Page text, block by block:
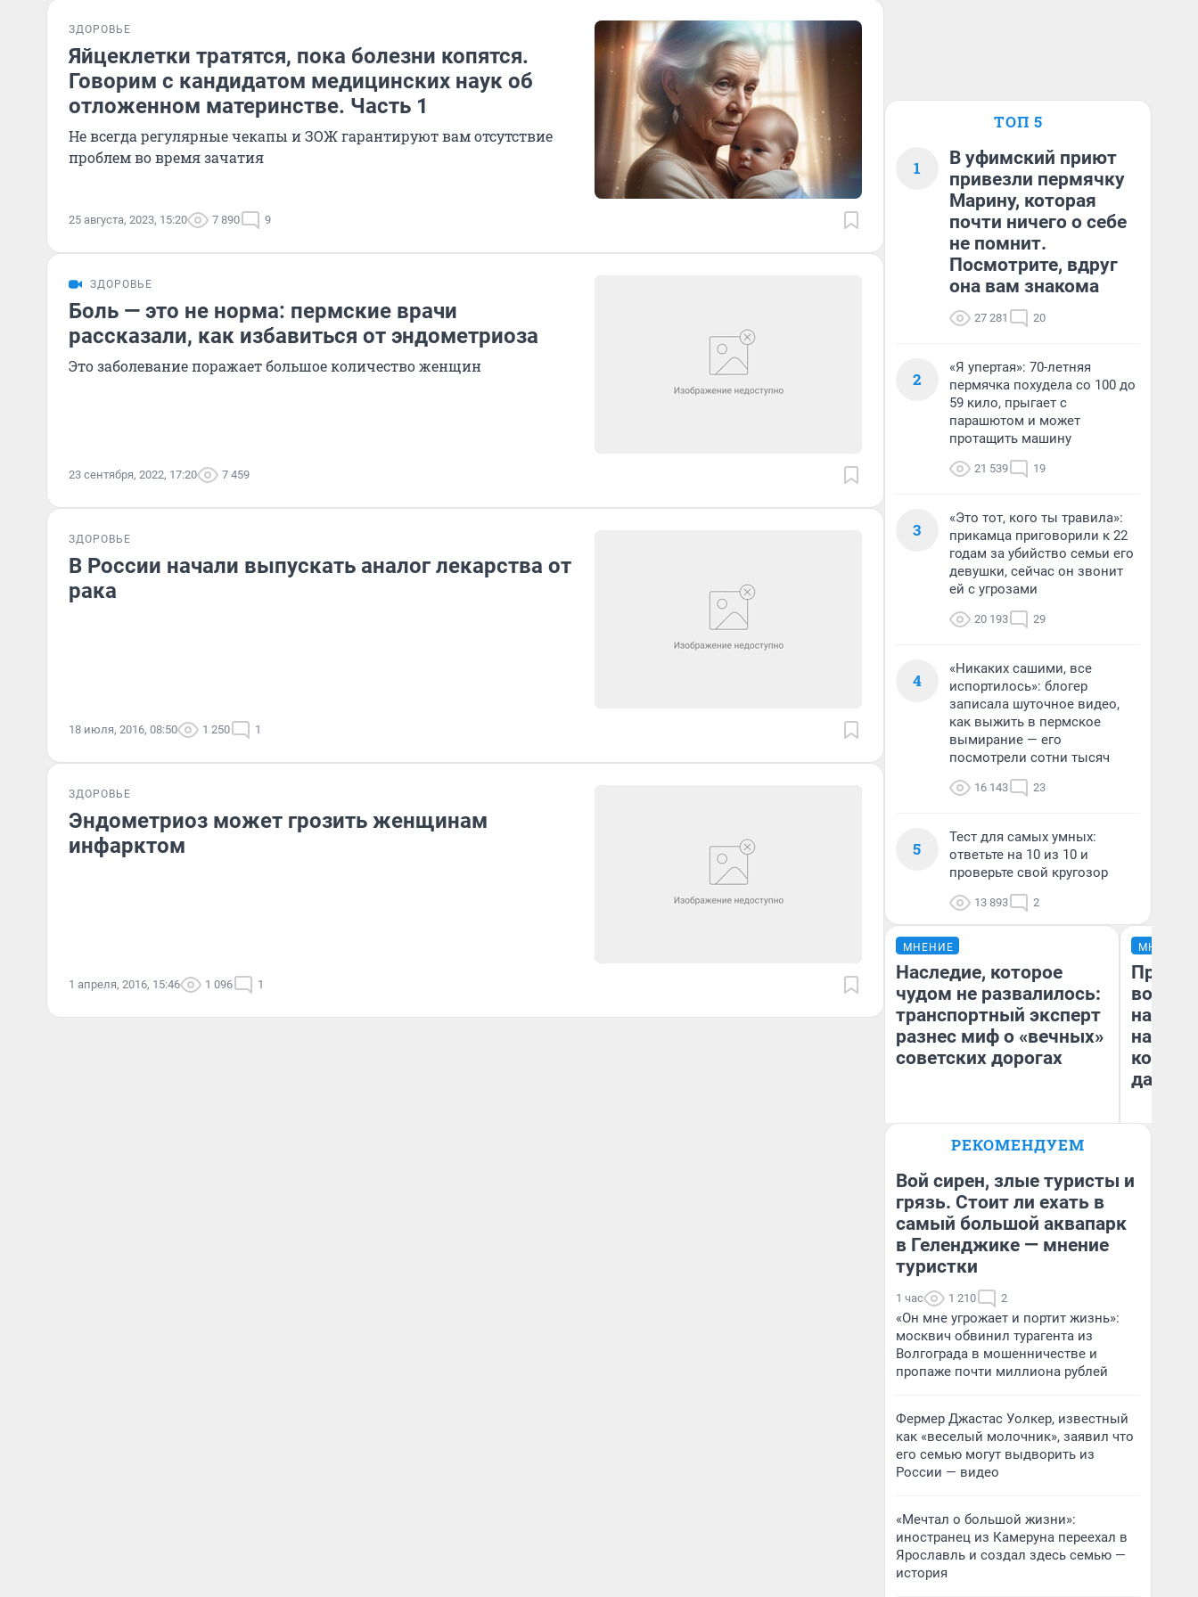
ЗДОРОВЬЕ
Яйцеклетки тратятся, пока болезни копятся.
Говорим с кандидатом медицинских наук об
отложенном материнстве. Часть 1
Не всегда регулярные чекапы и ЗОЖ гарантируют вам отсутствие
проблем во время зачатия
25 августа, 2023, 15:20 7 890 9
ЗДОРОВЬЕ
Боль — это не норма: пермские врачи
рассказали, как избавиться от эндометриоза
Это заболевание поражает большое количество женщин
23 сентября, 2022, 17:20 7 459
ЗДОРОВЬЕ
В России начали выпускать аналог лекарства от
рака
18 июля, 2016, 08:50 1 250 1
ЗДОРОВЬЕ
Эндометриоз может грозить женщинам
инфарктом
1 апреля, 2016, 15:46 1 096 1
ТОП 5
1
В уфимский приют
привезли пермячку
Марину, которая
почти ничего о себе
не помнит.
Посмотрите, вдруг
она вам знакома
27 281 20
2
«Я упертая»: 70-летняя
пермячка похудела со 100 до
59 кило, прыгает с
парашютом и может
протащить машину
21 539 19
3
«Это тот, кого ты травила»:
прикамца приговорили к 22
годам за убийство семьи его
девушки, сейчас он звонит
ей с угрозами
20 193 29
4
«Никаких сашими, все
испортилось»: блогер
записала шуточное видео,
как выжить в пермское
вымирание — его
посмотрели сотни тысяч
16 143 23
5
Тест для самых умных:
ответьте на 10 из 10 и
проверьте свой кругозор
13 893 2
МНЕНИЕ
Наследие, которое
чудом не развалилось:
транспортный эксперт
разнес миф о «вечных»
советских дорогах
Блогер, предприниматель,
бизнесе
МНЕНИЕ
нам
даже
РЕКОМЕНДУЕМ
Вой сирен, злые туристы и
грязь. Стоит ли ехать в
самый большой аквапарк
в Геленджике — мнение
туристки
1 час 1 210 2
«Он мне угрожает и портит жизнь»:
москвич обвинил турагента из
Волгограда в мошенничестве и
пропаже почти миллиона рублей
Фермер Джастас Уолкер, известный
как «веселый молочник», заявил что
его семью могут выдворить из
России — видео
«Мечтал о большой жизни»:
иностранец из Камеруна переехал в
Ярославль и создал здесь семью —
история